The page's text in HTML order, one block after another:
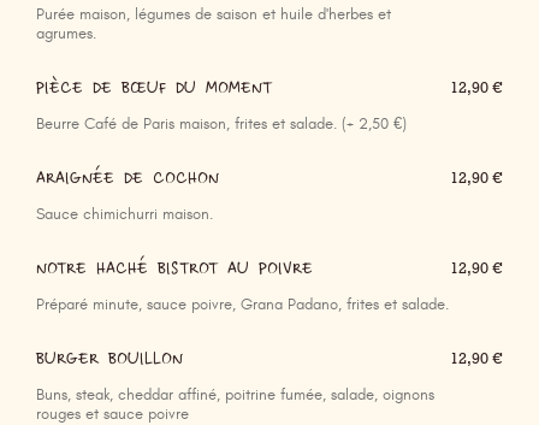
Purée maison, légumes de saison et huile d'herbes et
agrumes.
PIÈCE DE BŒUF DU MOMENT
Beurre Café de Paris maison, frites et salade. (+ 2,50 €)
12,90 €
ARAIGNÉE DE COCHON
Sauce chimichurri maison.
12,90 €
NOTRE HACHÉ BISTROT AU POIVRE
Préparé minute, sauce poivre, Grana Padano, frites et salade.
12,90 €
BURGER BOUILLON
Buns, steak, cheddar affiné, poitrine fumée, salade, oignons
rouges et sauce poivre
12,90 €